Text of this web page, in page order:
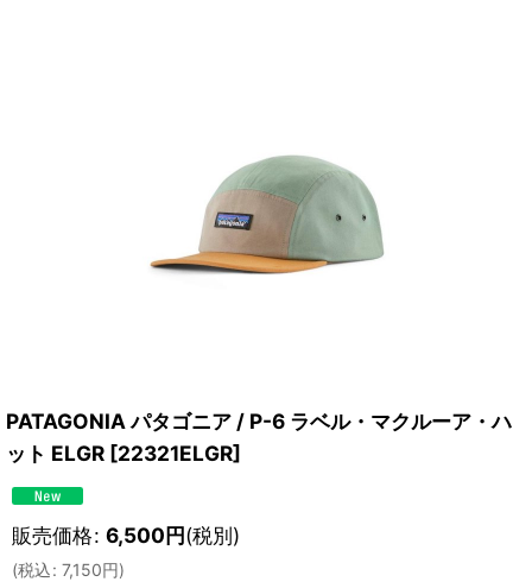
PATAGONIA パタゴニア / P-6 ラベル・マクルーア・ハ
ット ELGR [22321ELGR]
販売価格: 6,500円(税別)
(税込: 7,150円)